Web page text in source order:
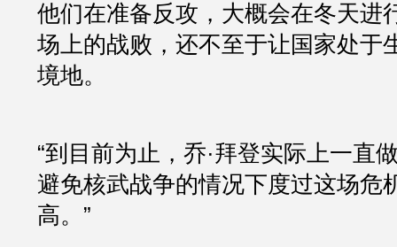
他们在准备反攻，大概会在冬天进
场上的战败，还不至于让国家处于
境地。
“到目前为止，乔·拜登实际上一直
避免核武战争的情况下度过这场危
高。”